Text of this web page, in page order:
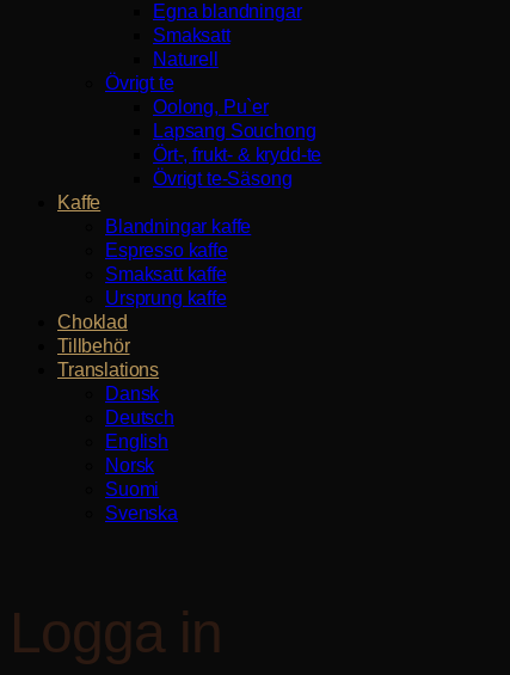
Egna blandningar
Smaksatt
Naturell
Övrigt te
Oolong, Pu`er
Lapsang Souchong
Ört-, frukt- & krydd-te
Övrigt te-Säsong
Kaffe
Blandningar kaffe
Espresso kaffe
Smaksatt kaffe
Ursprung kaffe
Choklad
Tillbehör
Translations
Dansk
Deutsch
English
Norsk
Suomi
Svenska
Logga in